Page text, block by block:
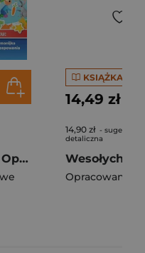
Magiczne święta. Opowiadanka & rzepiki
KSIĄŻKA
14,49 zł
14,90 zł -
detaliczna
Opracowanie